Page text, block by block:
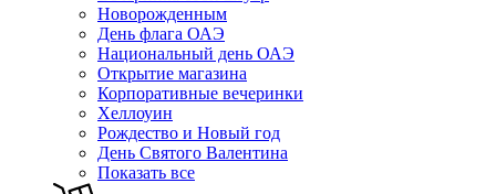
Новорожденным
День флага ОАЭ
Национальный день ОАЭ
Открытие магазина
Корпоративные вечеринки
Хеллоуин
Рождество и Новый год
День Святого Валентина
Показать все